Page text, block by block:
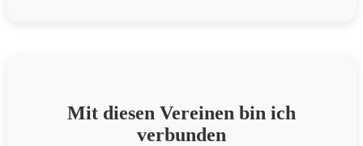
Mit diesen Vereinen bin ich
verbunden